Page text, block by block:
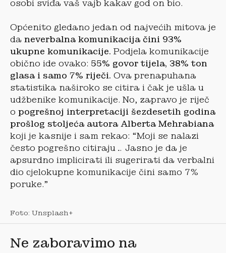
osobi sviđa vaš vajb kakav god on bio.
Općenito gledano jedan od najvećih mitova je
da neverbalna komunikacija čini 93%
ukupne komunikacije. Podjela komunikacije
obično ide ovako: 55% govor tijela, 38% ton
glasa i samo 7% riječi. Ova prenapuhana
statistika naširoko se citira i čak je ušla u
udžbenike komunikacije. No, zapravo je riječ
o pogrešnoj interpretaciji šezdesetih godina
prošlog stoljeća autora Alberta Mehrabiana
koji je kasnije i sam rekao: “Moji se nalazi
često pogrešno citiraju… Jasno je da je
apsurdno implicirati ili sugerirati da verbalni
dio cjelokupne komunikacije čini samo 7%
poruke.”
Foto: Unsplash+
Ne zaboravimo na